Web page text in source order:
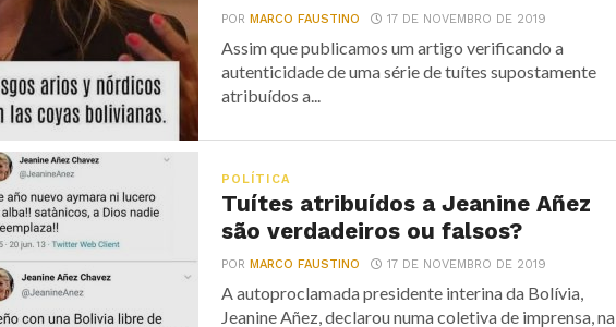
PORMARCO FAUSTINO 17 DE NOVEMBRO DE 2019
Assim que publicamos um artigo verificando a
autenticidade de uma série de tuítes supostamente
atribuídos a...
POLÍTICA
Tuítes atribuídos a Jeanine Añez
são verdadeiros ou falsos?
PORMARCO FAUSTINO 17 DE NOVEMBRO DE 2019
A autoproclamada presidente interina da Bolívia,
Jeanine Añez, declarou numa coletiva de imprensa, na